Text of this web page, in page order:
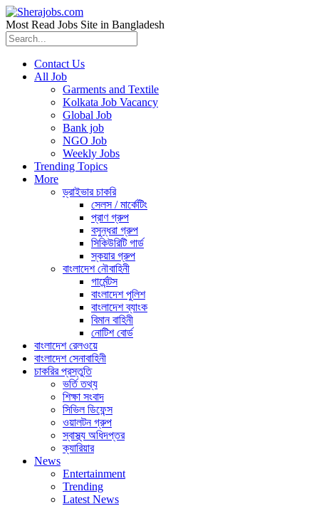
Most Read Jobs Site in Bangladesh
Contact Us
All Job
Garments and Textile
Kolkata Job Vacancy
Global Job
Bank job
NGO Job
Weekly Jobs
Trending Topics
More
ড্রাইভার চাকরি
সেলস / মার্কেটিং
প্রাণ গ্রুপ
বসুন্ধরা গ্রুপ
সিকিউরিটি গার্ড
স্কয়ার গ্রুপ
বাংলাদেশ নৌবাহিনী
গার্মেন্টস
বাংলাদেশ পুলিশ
বাংলাদেশ ব্যাংক
বিমান বাহিনী
নোটিশ বোর্ড
বাংলাদেশ রেলওয়ে
বাংলাদেশ সেনাবাহিনী
চাকরির প্রস্তুতি
ভর্তি তথ্য
শিক্ষা সংবাদ
সিভিল ডিফেন্স
ওয়ালটন গ্রুপ
স্বাস্থ্য অধিদপ্তর
ক্যারিয়ার
News
Entertainment
Trending
Latest News